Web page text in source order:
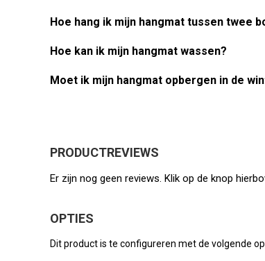
Hoe hang ik mijn hangmat tussen twee
Hoe kan ik mijn hangmat wassen?
Moet ik mijn hangmat opbergen in de
PRODUCTREVIEWS
Er zijn nog geen reviews. Klik op de knop
OPTIES
Dit product is te configureren met de volgende